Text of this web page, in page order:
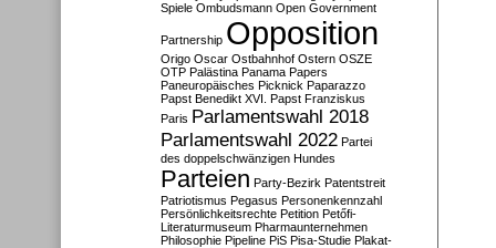
Spiele Ombudsmann Open Government
Partnership Opposition
Origo Oscar Ostbahnhof Ostern OSZE
OTP Palästina Panama Papers
Paneuropäisches Picknick Paparazzo
Papst Benedikt XVI. Papst Franziskus
Paris Parlamentswahl 2018
Parlamentswahl 2022 Partei
des doppelschwänzigen Hundes
Parteien Party-Bezirk Patentstreit
Patriotismus Pegasus Personenkennzahl
Persönlichkeitsrechte Petition Petőfi-
Literaturmuseum Pharmaunternehmen
Philosophie Pipeline PiS Pisa-Studie Plakat-